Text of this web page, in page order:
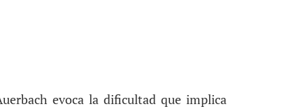
evoca la dificultad que implica